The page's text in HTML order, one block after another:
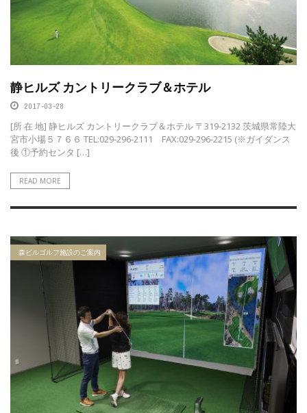
静ヒルズ カントリークラブ＆ホテル
2017-03-28
[所 在 地] 静ヒルズ カントリークラブ＆ホテル 〒319-2132 茨城県常陸大
宮市小場５７６６ TEL:029-296-2111 FAX:029-296-2215 (※ガイダンス
後 ①予約センタ […]
READ MORE
森ビルゴルフ施設のご案内